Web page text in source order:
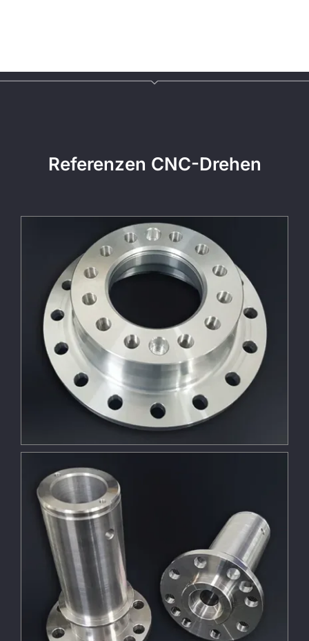
Referenzen CNC-Drehen